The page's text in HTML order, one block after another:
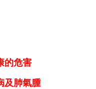
的危害
及肺氣腫